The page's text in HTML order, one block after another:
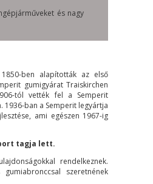
és nagy
ben alapították az első
gumigyárat Traiskirchen
tól vették fel a Semperit
ban a Semperit legyártja
ami egészen 1967-ig
tagja lett.
rendelkeznek.
szeretnének